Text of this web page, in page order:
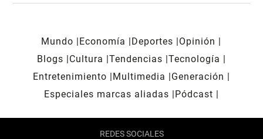
Mundo Economía Deportes
Opinión
Blogs
Cultura Tendencias Tecnología
Entretenimiento
Multimedia
Generación
Especiales marcas aliadas
Pódcast
REDES SOCIALES